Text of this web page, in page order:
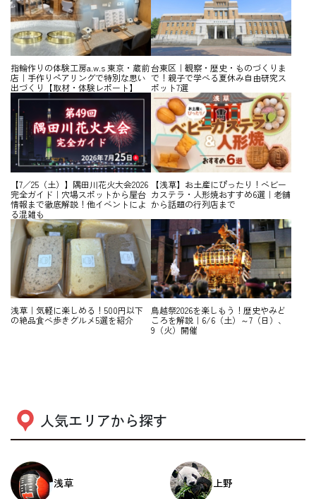
指輪作りの体験工房a.w.s 東京・蔵前
店｜手作りペアリングで特別な思い
出づくり【取材・体験レポート】
台東区｜観察・歴史・ものづくりま
で！親子で学べる夏休み自由研究ス
ポット7選
【7／25（土）】隅田川花火大会2026
完全ガイド｜穴場スポットから屋台
情報まで徹底解説！他イベントによ
る混雑も
【浅草】お土産にぴったり！ベビー
カステラ・人形焼おすすめ6選｜老舗
から話題の行列店まで
浅草｜気軽に楽しめる！500円以下
の絶品食べ歩きグルメ5選を紹介
鳥越祭2026を楽しもう！歴史やみど
ころを解説｜6/6（土）～7（日）、
9（火）開催
人気エリアから探す
浅草 上野